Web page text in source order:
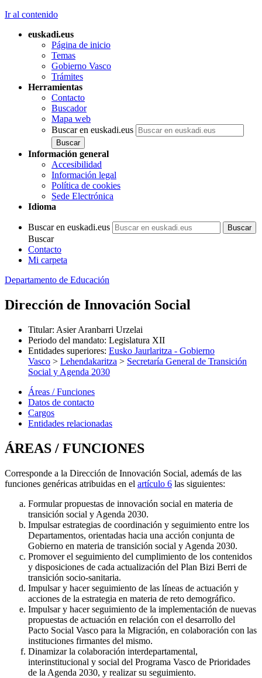
Ir al contenido
euskadi.eus
Página de inicio
Temas
Gobierno Vasco
Trámites
Herramientas
Contacto
Buscador
Mapa web
Buscar en euskadi.eus
Información general
Accesibilidad
Información legal
Política de cookies
Sede Electrónica
Idioma
Buscar en euskadi.eus
Buscar
Contacto
Mi carpeta
Departamento de Educación
Dirección de Innovación Social
Titular: Asier Aranbarri Urzelai
Periodo del mandato: Legislatura XII
Entidades superiores: Eusko Jaurlaritza - Gobierno
Vasco > Lehendakaritza > Secretaría General de Transición
Social y Agenda 2030
Áreas / Funciones
Datos de contacto
Cargos
Entidades relacionadas
ÁREAS / FUNCIONES
Corresponde a la Dirección de Innovación Social, además de las
funciones genéricas atribuidas en el artículo 6 las siguientes:
Formular propuestas de innovación social en materia de
transición social y Agenda 2030.
Impulsar estrategias de coordinación y seguimiento entre los
Departamentos, orientadas hacia una acción conjunta de
Gobierno en materia de transición social y Agenda 2030.
Promover el seguimiento del cumplimiento de los contenidos
y disposiciones de cada actualización del Plan Bizi Berri de
transición socio-sanitaria.
Impulsar y hacer seguimiento de las líneas de actuación y
acciones de la estrategia en materia de reto demográfico.
Impulsar y hacer seguimiento de la implementación de nuevas
propuestas de actuación en relación con el desarrollo del
Pacto Social Vasco para la Migración, en colaboración con las
instituciones firmantes del mismo.
Dinamizar la colaboración interdepartamental,
interinstitucional y social del Programa Vasco de Prioridades
de la Agenda 2030, y realizar su seguimiento.